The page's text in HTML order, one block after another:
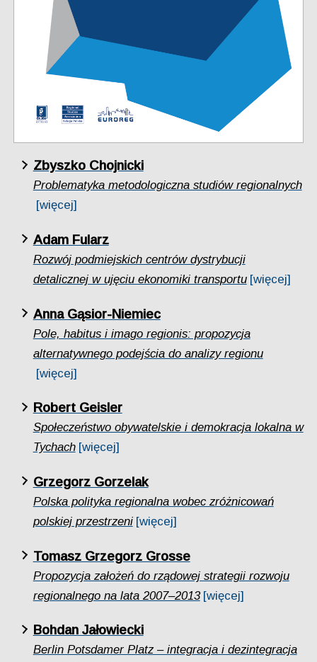
Zbyszko Chojnicki
Problematyka metodologiczna studiów regionalnych
[więcej]
Adam Fularz
Rozwój podmiejskich centrów dystrybucji
detalicznej w ujęciu ekonomiki transportu [więcej]
Anna Gąsior-Niemiec
Pole, habitus i imago regionis: propozycja
alternatywnego podejścia do analizy regionu
[więcej]
Robert Geisler
Społeczeństwo obywatelskie i demokracja lokalna w
Tychach [więcej]
Grzegorz Gorzelak
Polska polityka regionalna wobec zróżnicowań
polskiej przestrzeni [więcej]
Tomasz Grzegorz Grosse
Propozycja założeń do rządowej strategii rozwoju
regionalnego na lata 2007–2013 [więcej]
Bohdan Jałowiecki
Berlin Potsdamer Platz – integracja i dezintegracja